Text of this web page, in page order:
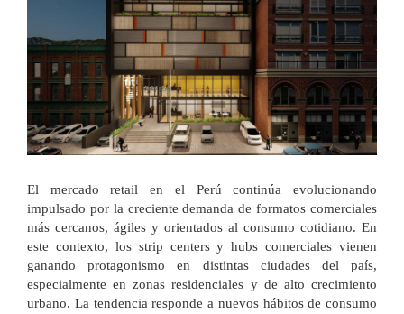
El mercado retail en el Perú continúa evolucionando
impulsado por la creciente demanda de formatos comerciales
más cercanos, ágiles y orientados al consumo cotidiano. En
este contexto, los strip centers y hubs comerciales vienen
ganando protagonismo en distintas ciudades del país,
especialmente en zonas residenciales y de alto crecimiento
urbano. La tendencia responde a nuevos hábitos de consumo